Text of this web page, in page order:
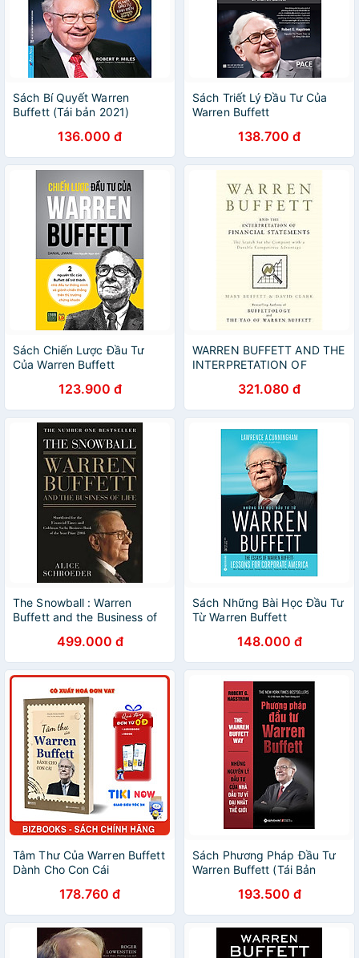
Sách Bí Quyết Warren
Buffett (Tái bản 2021)
136.000 đ
Sách Triết Lý Đầu Tư Của
Warren Buffett
138.700 đ
Sách Chiến Lược Đầu Tư
Của Warren Buffett
123.900 đ
WARREN BUFFETT AND THE
INTERPRETATION OF
321.080 đ
The Snowball : Warren
Buffett and the Business of
499.000 đ
Sách Những Bài Học Đầu Tư
Từ Warren Buffett
148.000 đ
Tâm Thư Của Warren Buffett
Dành Cho Con Cái
178.760 đ
Sách Phương Pháp Đầu Tư
Warren Buffett (Tái Bản
193.500 đ